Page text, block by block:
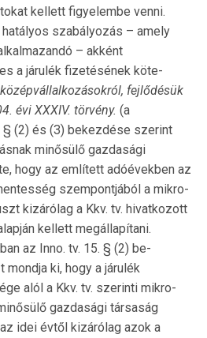
kellett figyelembe venni.
szabályozás – amely
– akként
a járulék fizetésének kö­te­­­
fejlődésük
évi XXXIV. tör­vény. (a
§ (2) és (3) bekezdése szerint
minősülő gazdasági
hogy az említett adóévekben az
szempontjából a mikro-
kizárólag a Kkv. tv. hivatkozott
kellett megállapítani.
az Inno. tv. 15. § (2) be­
ki, hogy a járulék
alól a Kkv. tv. szerinti mik­ro-
gazdasági társa­ság
idei évtől kizárólag azok a